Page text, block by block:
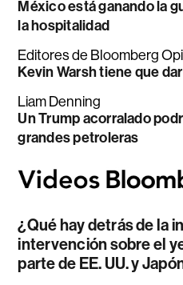
México está ganando la
la hospitalidad
Editores de Bloomberg
Kevin Warsh tiene que
Liam Denning
Un Trump acorralado
grandes petroleras
¿Qué hay detrás de la
intervención sobre el
parte de EE. UU. y